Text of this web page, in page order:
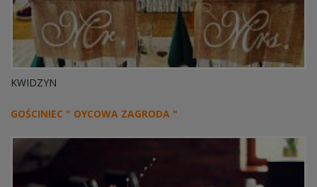
KWIDZYN
GOŚCINIEC " OYCOWA ZAGRODA "